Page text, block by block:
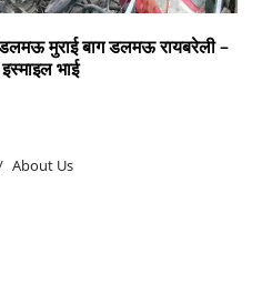
मुराई बाग डलमऊ रायबरेली –
भाई
About Us